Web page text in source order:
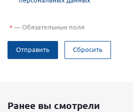
*—Обязательные поля
Отправить Сбросить
Ранее вы смотрели